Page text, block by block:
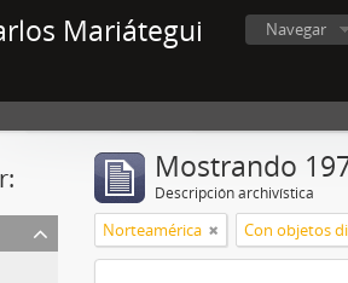
Mariátegui Navegar
Mostrando
Descripción archivística
Norteamérica Con objetos